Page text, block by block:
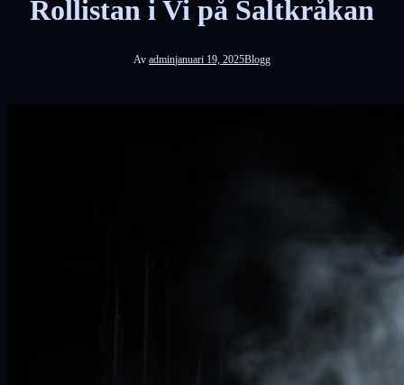
Rollistan i Vi på Saltkråkan
Av adminjanuari 19, 2025Blogg